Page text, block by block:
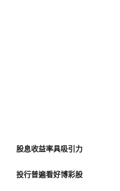
股息收益率具吸引力
投行普遍看好博彩股